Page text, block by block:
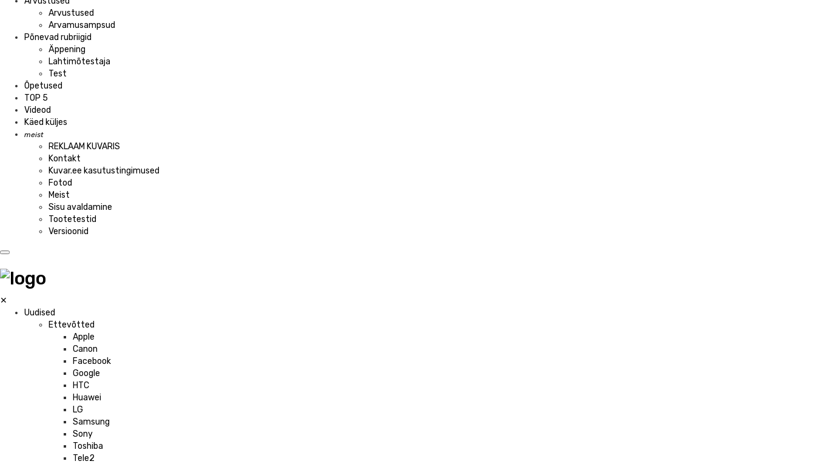
Arvustused
Arvamusampsud
Põnevad rubriigid
Äppening
Lahtimõtestaja
Test
Õpetused
TOP 5
Videod
Käed küljes
meist
REKLAAM KUVARIS
Kontakt
Kuvar.ee kasutustingimused
Fotod
Meist
Sisu avaldamine
Tootetestid
Versioonid
✕
Uudised
Ettevõtted
Apple
Canon
Facebook
Google
HTC
Huawei
LG
Samsung
Sony
Toshiba
Tele2